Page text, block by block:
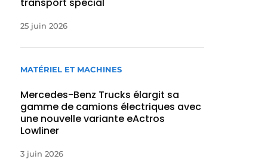
25 juin 2026
MATÉRIEL ET MACHINES
Mercedes-Benz Trucks élargit sa
gamme de camions électriques avec
une nouvelle variante eActros
Lowliner
3 juin 2026